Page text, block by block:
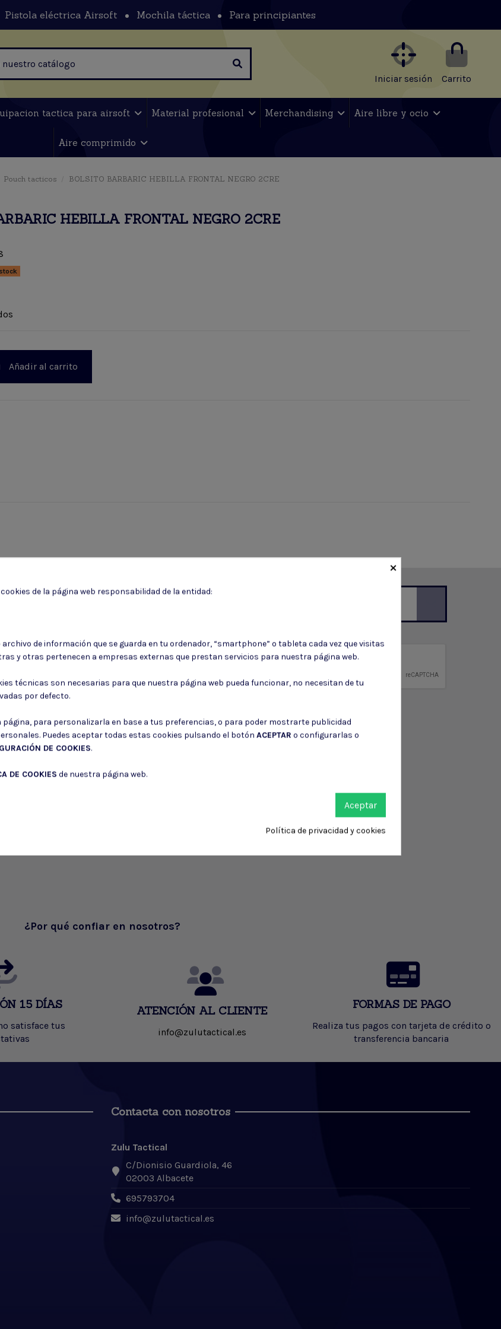
Pistola eléctrica Airsoft Mochila táctica Para principiantes
Iniciar sesión Carrito
tactica para airsoft Material profesional Merchandising Aire libre y ocio
Aire comprimido
Pouch tacticos BOLSITO BARBARIC HEBILLA FRONTAL NEGRO 2CRE
HEBILLA FRONTAL NEGRO 2CRE
Añadir al carrito
el uso de mis datos para los fines indicados en laPolítica de privacidad
¿Por qué confiar en nosotros?
15 DÍAS
satisface tus
ATENCIÓN AL CLIENTE
info@zulutactical.es
FORMAS DE PAGO
Realiza tus pagos con tarjeta de crédito o
transferencia bancaria
Contacta con nosotros
Zulu Tactical
C/Dionisio Guardiola, 46
02003 Albacete
695793704
info@zulutactical.es
×
de la página web responsabilidad de la entidad:
de información que se guarda en tu ordenador, “smartphone” o tableta cada vez que visitas
y otras pertenecen a empresas externas que prestan servicios para nuestra página web.
técnicas son necesarias para que nuestra página web pueda funcionar, no necesitan de tu
por defecto.
para personalizarla en base a tus preferencias, o para poder mostrarte publicidad
Puedes aceptar todas estas cookies pulsando el botón ACEPTAR o configurarlas o
DE COOKIES.
DE COOKIES de nuestra página web.
Aceptar
Política de privacidad y cookies